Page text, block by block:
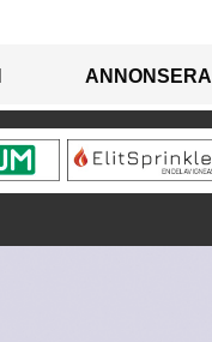
ANNONSERA